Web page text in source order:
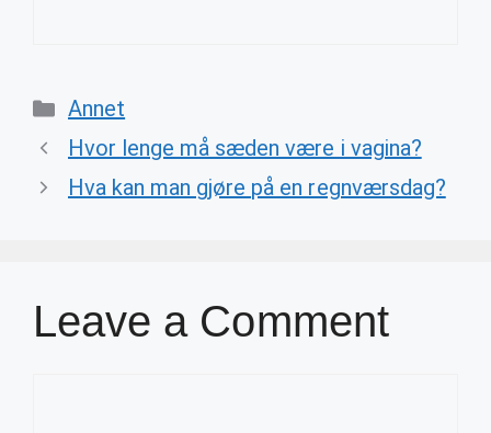
Categories
Annet
Hvor lenge må sæden være i vagina?
Hva kan man gjøre på en regnværsdag?
Leave a Comment